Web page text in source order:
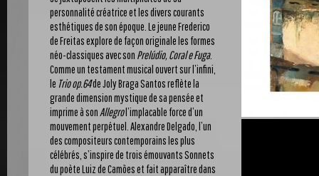
personnalité créatrice et les divers courants
esthétiques de son époque. Le jeune Frederico
de Freitas explore de façon originale les formes
néo-classiques avec son Prelúdio, Coral e Fuga.
Comme un testament musical ouvert sur l’infini,
le Trio op.64de Joly Braga Santos reflète la
grande dimension mystique de sa pensée et
imprime à son Allegrol’implacable force d’un
mouvement perpétuel. Alexandre Delgado, l’un
des compositeurs contemporains les plus
célébrés, s’inspire de trois émouvants Sonnets
du poète Luiz de Camões et fait apparaître dans